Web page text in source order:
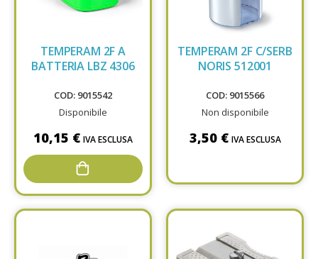
TEMPERAM 2F A
BATTERIA LBZ 4306
COD: 9015542
Disponibile
10,15 € IVA ESCLUSA
TEMPERAM 2F C/SERB
NORIS 512001
COD: 9015566
Non disponibile
3,50 € IVA ESCLUSA